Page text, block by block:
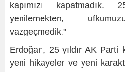
kapımızı kapatmadık.
yenilemekten,
vazgeçmedik."
Erdoğan, 25 yıldır AK Parti
yeni hikayeler ve yeni